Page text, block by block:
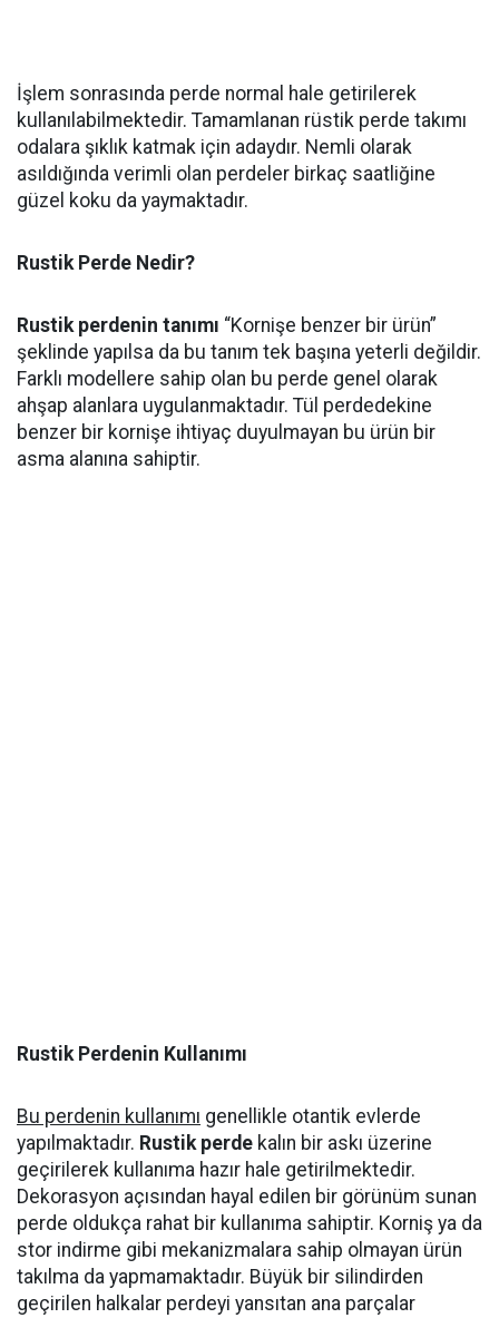
İşlem sonrasında perde normal hale getirilerek
kullanılabilmektedir. Tamamlanan rüstik perde takımı
odalara şıklık katmak için adaydır. Nemli olarak
asıldığında verimli olan perdeler birkaç saatliğine
güzel koku da yaymaktadır.
Rustik Perde Nedir?
Rustik perdenin tanımı “Kornişe benzer bir ürün”
şeklinde yapılsa da bu tanım tek başına yeterli değildir.
Farklı modellere sahip olan bu perde genel olarak
ahşap alanlara uygulanmaktadır. Tül perdedekine
benzer bir kornişe ihtiyaç duyulmayan bu ürün bir
asma alanına sahiptir.
Rustik Perdenin Kullanımı
Bu perdenin kullanımı genellikle otantik evlerde
yapılmaktadır. Rustik perde kalın bir askı üzerine
geçirilerek kullanıma hazır hale getirilmektedir.
Dekorasyon açısından hayal edilen bir görünüm sunan
perde oldukça rahat bir kullanıma sahiptir. Korniş ya da
stor indirme gibi mekanizmalara sahip olmayan ürün
takılma da yapmamaktadır. Büyük bir silindirden
geçirilen halkalar perdeyi yansıtan ana parçalar